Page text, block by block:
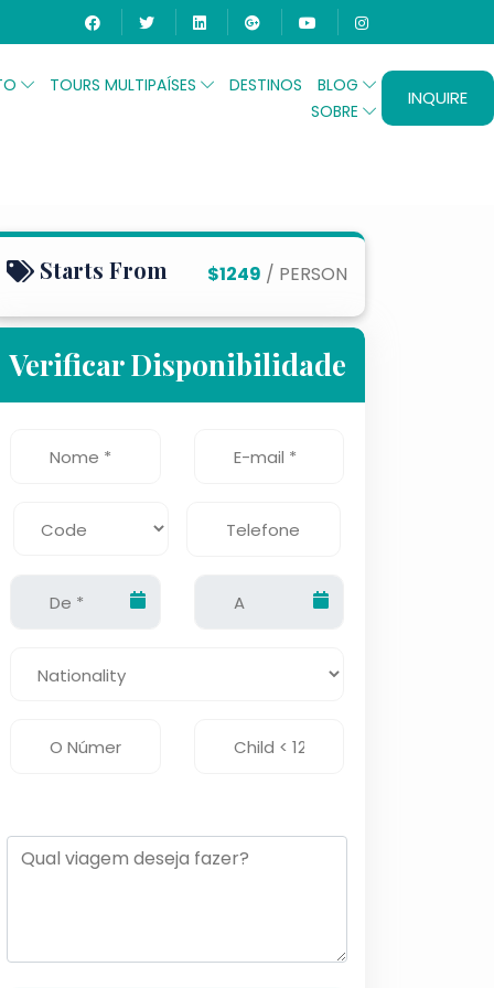
TOURS MULTIPAÍSES DESTINOS
BLOG
SOBRE
INQUIRE
Starts From $1249 / PERSON
Verificar Disponibilidade